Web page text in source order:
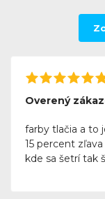
Overený
farby tlačia a to
15 percent
kde sa šetrí tak